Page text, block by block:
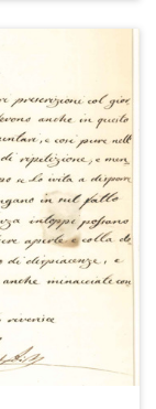
il
di
della
scuole
di
del